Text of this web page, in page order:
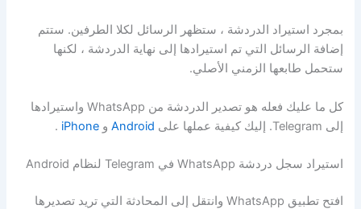
بمجرد استيراد الدردشة ، ستظهر الرسائل لكلا الطرفين. ستتم
إضافة الرسائل التي تم استيرادها إلى نهاية الدردشة ، لكنها
ستحمل طابعها الزمني الأصلي.
كل ما عليك فعله هو تصدير الدردشة من WhatsApp واستيرادها
إلى Telegram. إليك كيفية عملها على
Android وiPhone
.
استيراد سجل دردشة WhatsApp في Telegram لنظام Android
افتح تطبيق WhatsApp وانتقل إلى المحادثة التي تريد تصديرها